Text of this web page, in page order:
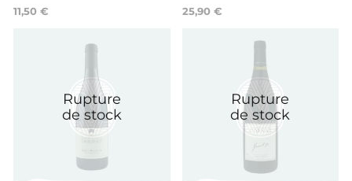
11,50 €
25,90 €
Rupture
de stock
Rupture
de stock